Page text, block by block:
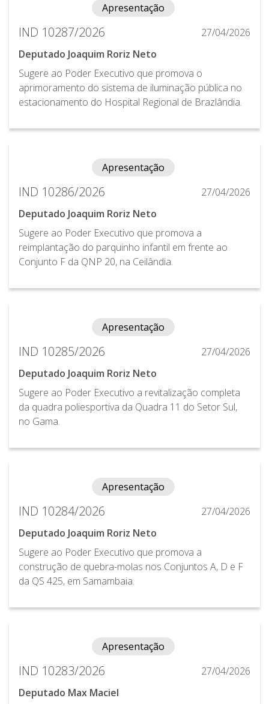
Apresentação
IND 10287/2026
27/04/2026
Deputado Joaquim Roriz Neto
Sugere ao Poder Executivo que promova o
aprimoramento do sistema de iluminação pública no
estacionamento do Hospital Regional de Brazlândia.
Apresentação
IND 10286/2026
27/04/2026
Deputado Joaquim Roriz Neto
Sugere ao Poder Executivo que promova a
reimplantação do parquinho infantil em frente ao
Conjunto F da QNP 20, na Ceilândia.
Apresentação
IND 10285/2026
27/04/2026
Deputado Joaquim Roriz Neto
Sugere ao Poder Executivo a revitalização completa
da quadra poliesportiva da Quadra 11 do Setor Sul,
no Gama.
Apresentação
IND 10284/2026
27/04/2026
Deputado Joaquim Roriz Neto
Sugere ao Poder Executivo que promova a
construção de quebra-molas nos Conjuntos A, D e F
da QS 425, em Samambaia.
Apresentação
IND 10283/2026
27/04/2026
Deputado Max Maciel